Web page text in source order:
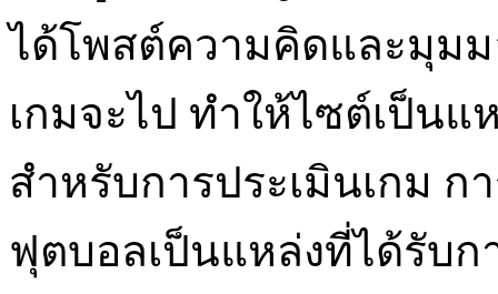
ได้โพสต์ความคิดและมุมม
เกมจะไป ทำให้ไซต์เป็น
สำหรับการประเมินเกม ก
ฟุตบอลเป็นแหล่งที่ได้รับก